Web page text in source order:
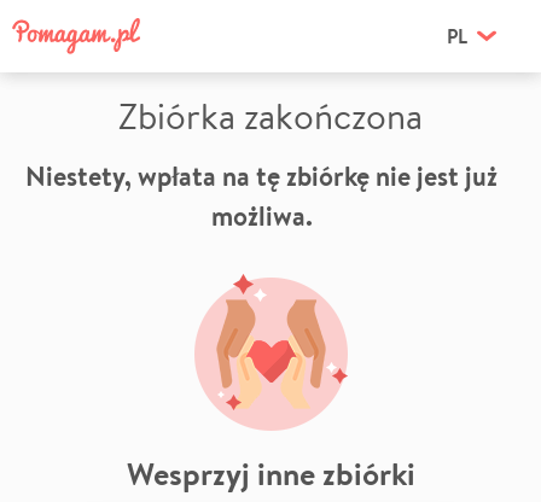
PL
Zbiórka zakończona
Niestety, wpłata na tę zbiórkę nie jest już
możliwa.
Wesprzyj inne zbiórki